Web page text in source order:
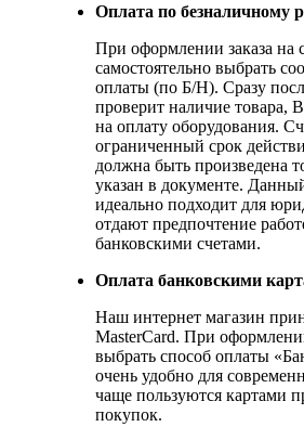
Оплата по безналичному
При оформлении заказа на
самостоятельно выбрать
оплаты (по Б/Н). Сразу
проверит наличие товара,
на оплату оборудования.
ограниченный срок
должна быть произведена
указан в документе.
идеально подходит для
отдают предпочтение
банковскими счетами.
Оплата банковскими
Наш интернет магазин
MasterCard. При
выбрать способ оплаты
очень удобно для
чаще пользуются картами
покупок.